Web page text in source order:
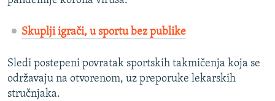
Skuplji igrači, u sportu bez publike
Sledi postepeni povratak sportskih takmičenja koja se
održavaju na otvorenom, uz preporuke lekarskih
stručnjaka.